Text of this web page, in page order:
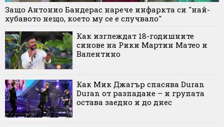
Защо Антонио Бандерас нарече инфаркта си "най-
хубавото нещо, което му се е случвало"
Как изглеждат 18-годишните
синове на Рики Мартин Матео и
Валентино
Как Мик Джагър спасява Duran
Duran от разпадане – и групата
остава заедно и до днес